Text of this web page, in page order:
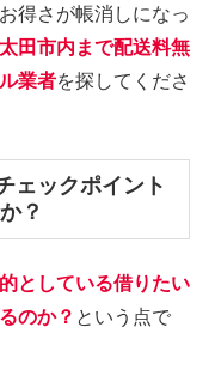
得さが帳消しになっ
太田市内まで配送料無
業者を探してくださ
ェックポイント
？
としている借りたい
のか？ という点で